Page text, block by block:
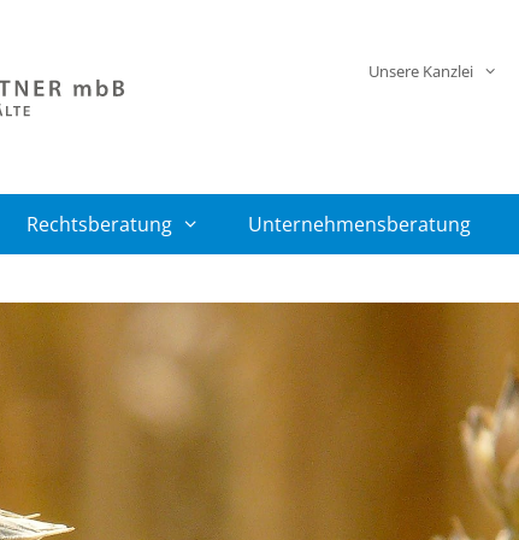
Unsere Kanzlei
Rechtsberatung Unternehmensberatung